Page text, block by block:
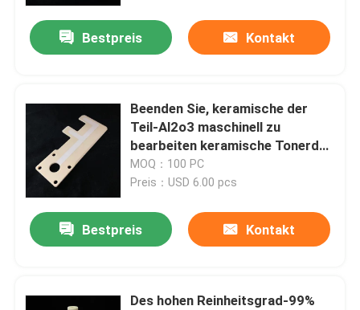
Bestpreis Kontakt
Beenden Sie, keramische der
Teil-Al2o3 maschinell zu
bearbeiten keramische Tonerde-
keramische Platte Vakuumdes
sog99
MOQ：100 PC
Preis：USD 6.00 pcs
Bestpreis Kontakt
Des hohen Reinheitsgrad-99%